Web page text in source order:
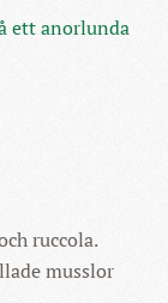
ett anorlunda
ruccola.
musslor